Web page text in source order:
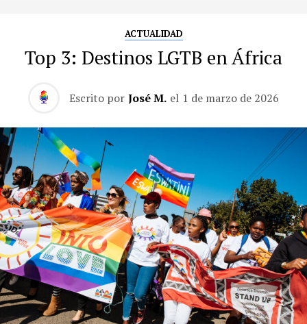
ACTUALIDAD
Top 3: Destinos LGTB en África
Escrito por José M. el 1 de marzo de 2026